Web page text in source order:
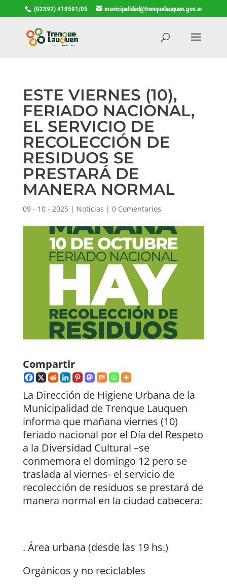
(02392) 410501/05 municipalidad@trenquelauquen.gov.ar
ESTE VIERNES (10),
FERIADO NACIONAL,
EL SERVICIO DE
RECOLECCIÓN DE
RESIDUOS SE
PRESTARÁ DE
MANERA NORMAL
09 - 10 - 2025| Noticias | 0 Comentarios
Compartir
La Dirección de Higiene Urbana de la
Municipalidad de Trenque Lauquen
informa que mañana viernes (10)
feriado nacional por el Día del Respeto
a la Diversidad Cultural –se
conmemora el domingo 12 pero se
traslada al viernes- el servicio de
recolección de residuos se prestará de
manera normal en la ciudad cabecera:
. Área urbana (desde las 19 hs.)
Orgánicos y no reciclables